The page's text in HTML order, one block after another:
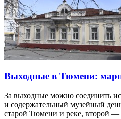
Выходные в Тюмени:
За выходные можно соединить
и содержательный музейный
старой Тюмени и реке, второй